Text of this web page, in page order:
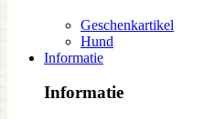
Geschenkartikel
Hund
Informatie
Informatie